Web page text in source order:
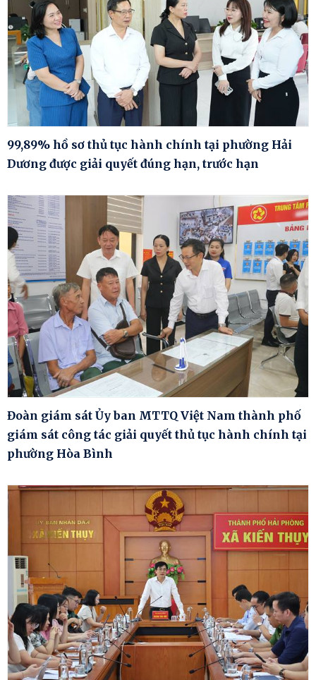
99,89% hồ sơ thủ tục hành chính tại phường Hải
Dương được giải quyết đúng hạn, trước hạn
Đoàn giám sát Ủy ban MTTQ Việt Nam thành phố
giám sát công tác giải quyết thủ tục hành chính tại
phường Hòa Bình